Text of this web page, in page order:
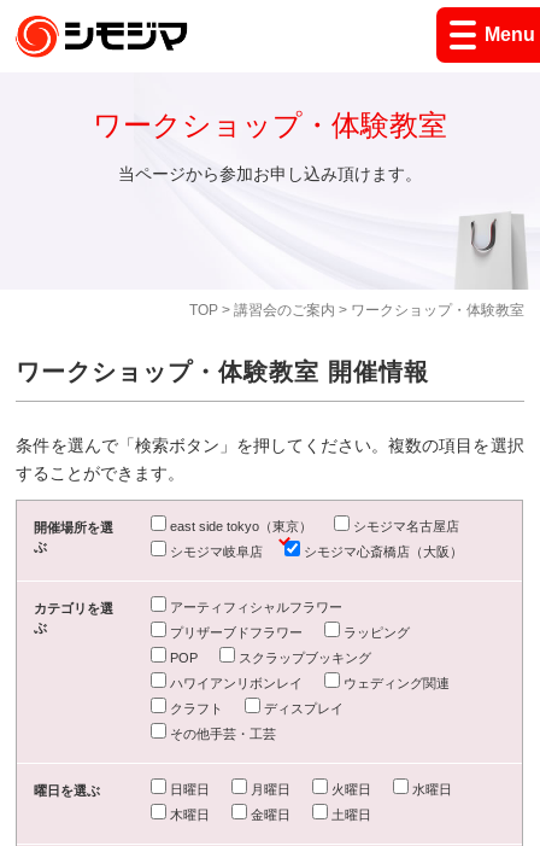
Menu
TOP> 講習会のご案内 > ワークショップ・体験教室
ワークショップ・体験教室
当ページから参加お申し込み頂けます。
ワークショップ・体験教室 開催情報
条件を選んで「検索ボタン」を押してください。複数の項目を選択
することができます。
開催場所を選
ぶ
east side tokyo（東京）
シモジマ名古屋店
シモジマ岐阜店
シモジマ心斎橋店（大阪）
カテゴリを選
ぶ
アーティフィシャルフラワー
プリザーブドフラワー
ラッピング
POP
スクラップブッキング
ハワイアンリボンレイ
ウェディング関連
クラフト
ディスプレイ
その他手芸・工芸
曜日を選ぶ 日曜日 月曜日 火曜日
水曜日
木曜日
金曜日 土曜日